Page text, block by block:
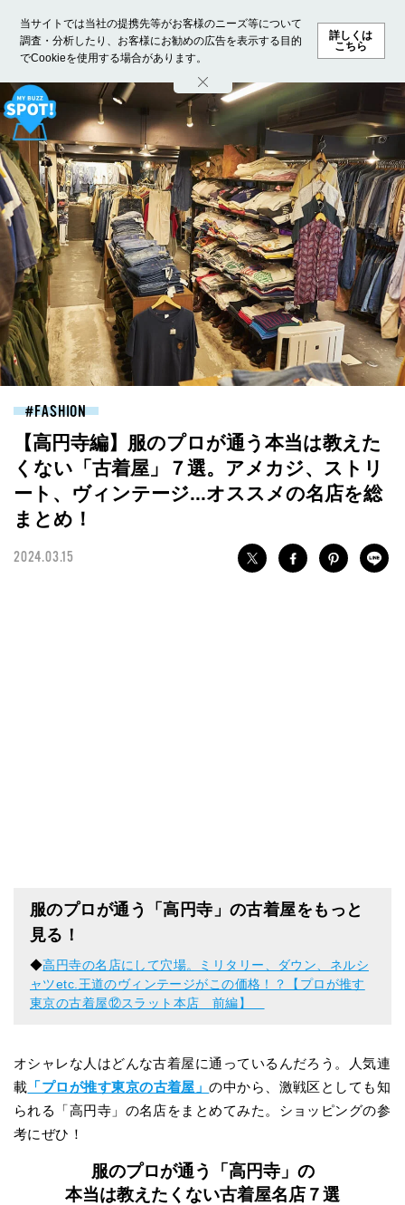
当サイトでは当社の提携先等がお客様のニーズ等について
調査・分析したり、お客様にお勧めの広告を表示する目的
でCookieを使用する場合があります。
詳しくは
こちら
ホーム モデル募集 ランキング ファッション ビューテ
FASHION
【高円寺編】服のプロが通う本当は教えた
くない「古着屋」７選。アメカジ、ストリ
ート、ヴィンテージ...オススメの名店を総
まとめ！
2024.03.15
服のプロが通う「高円寺」の古着屋をもっと
見る！
◆高円寺の名店にして穴場。ミリタリー、ダウン、ネルシ
ャツetc.王道のヴィンテージがこの価格！？【プロが推す
東京の古着屋⑫スラット本店 前編】
オシャレな人はどんな古着屋に通っているんだろう。人気連
載 「プロが推す東京の古着屋」の中から、激戦区としても知
られる「高円寺」の名店をまとめてみた。ショッピングの参
考にぜひ！
服のプロが通う「高円寺」の
本当は教えたくない古着屋名店７選